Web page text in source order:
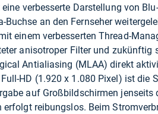
verbesserte Darstellung von
Buchse an den Fernseher
einem verbesserten Thread-
anisotroper Filter und
Antialiasing (MLAA) direkt
HD (1.920 x 1.080 Pixel) ist die
auf Großbildschirmen
erfolgt reibungslos. Beim